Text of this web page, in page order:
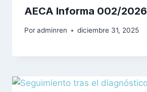
AECA Informa 002/2026
Poradminren diciembre 31, 2025